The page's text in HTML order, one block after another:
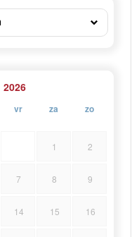
2026
vr za zo
1 2
7 8 9
14 15 16